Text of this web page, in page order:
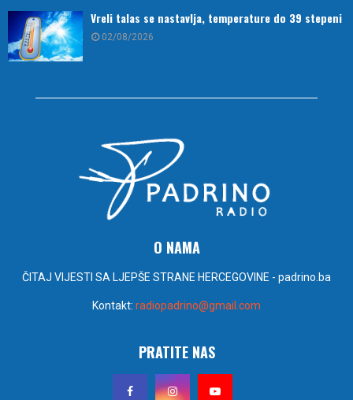
Vreli talas se nastavlja, temperature do 39 stepeni
02/08/2026
O NAMA
ČITAJ VIJESTI SA LJEPŠE STRANE HERCEGOVINE - padrino.ba
Kontakt: radiopadrino@gmail.com
PRATITE NAS